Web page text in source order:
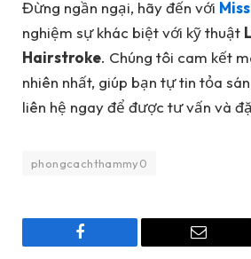
Đừng ngần ngại, hãy đến với
nghiệm sự khác biệt với kỹ thuật
Hairstroke. Chúng tôi cam kết
nhiên nhất, giúp bạn tự tin tỏa
liên hệ ngay để được tư vấn và
phongcachthammy0
Facebook Email